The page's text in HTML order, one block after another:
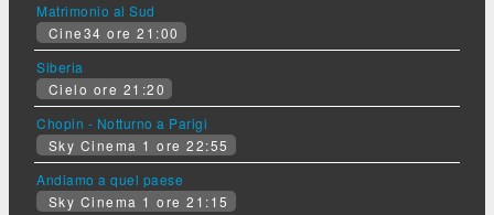
Matrimonio al Sud
Cine34 ore 21:00
Siberia
Cielo ore 21:20
Chopin - Notturno a Parigi
Sky Cinema 1 ore 22:55
Andiamo a quel paese
Sky Cinema 1 ore 21:15